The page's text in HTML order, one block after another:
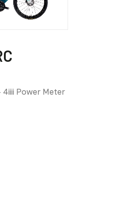
4iiii Power Meter